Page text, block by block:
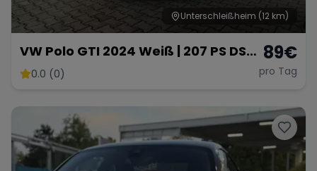
Unterschleißheim (12 km)
VW Polo GTI 2024 Weiß | 207 PS DSG
Automatik | Ab 89 € pro Tag
0.0 (0)
89€
pro Tag